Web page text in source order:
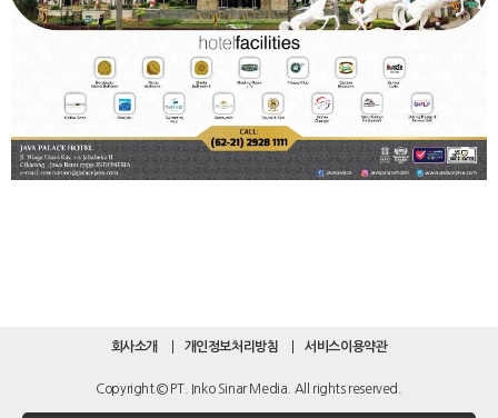
회사소개 개인정보처리방침 서비스이용약관
Copyright © PT. Inko Sinar Media. All rights reserved.